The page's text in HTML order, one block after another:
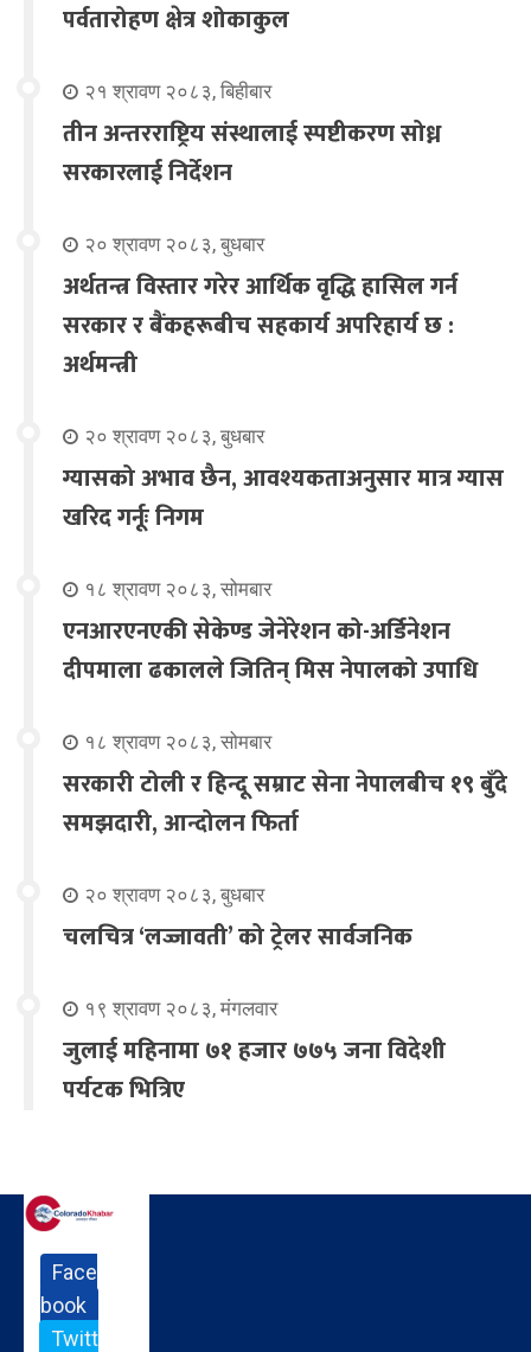
पर्वतारोहण क्षेत्र शोकाकुल
२१ श्रावण २०८३, बिहीबार
तीन अन्तरराष्ट्रिय संस्थालाई स्पष्टीकरण सोध्न
सरकारलाई निर्देशन
२० श्रावण २०८३, बुधबार
अर्थतन्त्र विस्तार गरेर आर्थिक वृद्धि हासिल गर्न
सरकार र बैंकहरूबीच सहकार्य अपरिहार्य छ :
अर्थमन्त्री
२० श्रावण २०८३, बुधबार
ग्यासको अभाव छैन, आवश्यकताअनुसार मात्र ग्यास
खरिद गर्नूः निगम
१८ श्रावण २०८३, सोमबार
एनआरएनएकी सेकेण्ड जेनेरेशन को-अर्डिनेशन
दीपमाला ढकालले जितिन् मिस नेपालको उपाधि
१८ श्रावण २०८३, सोमबार
सरकारी टोली र हिन्दू सम्राट सेना नेपालबीच १९ बुँदे
समझदारी, आन्दोलन फिर्ता
२० श्रावण २०८३, बुधबार
चलचित्र ‘लज्जावती’ को ट्रेलर सार्वजनिक
१९ श्रावण २०८३, मंगलवार
जुलाई महिनामा ७१ हजार ७७५ जना विदेशी
पर्यटक भित्रिए
Face
book
Twitt